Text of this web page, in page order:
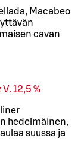
Macabeo
cavan
12,5 %
hedelmäinen,
suussa ja